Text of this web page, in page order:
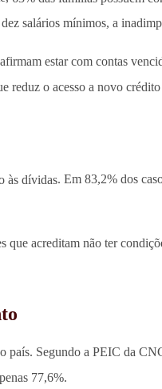
salários mínimos, a
estar com contas
o acesso a novo
às dívidas. Em 83,2% dos
acreditam não ter
Segundo a PEIC da
77,6%.